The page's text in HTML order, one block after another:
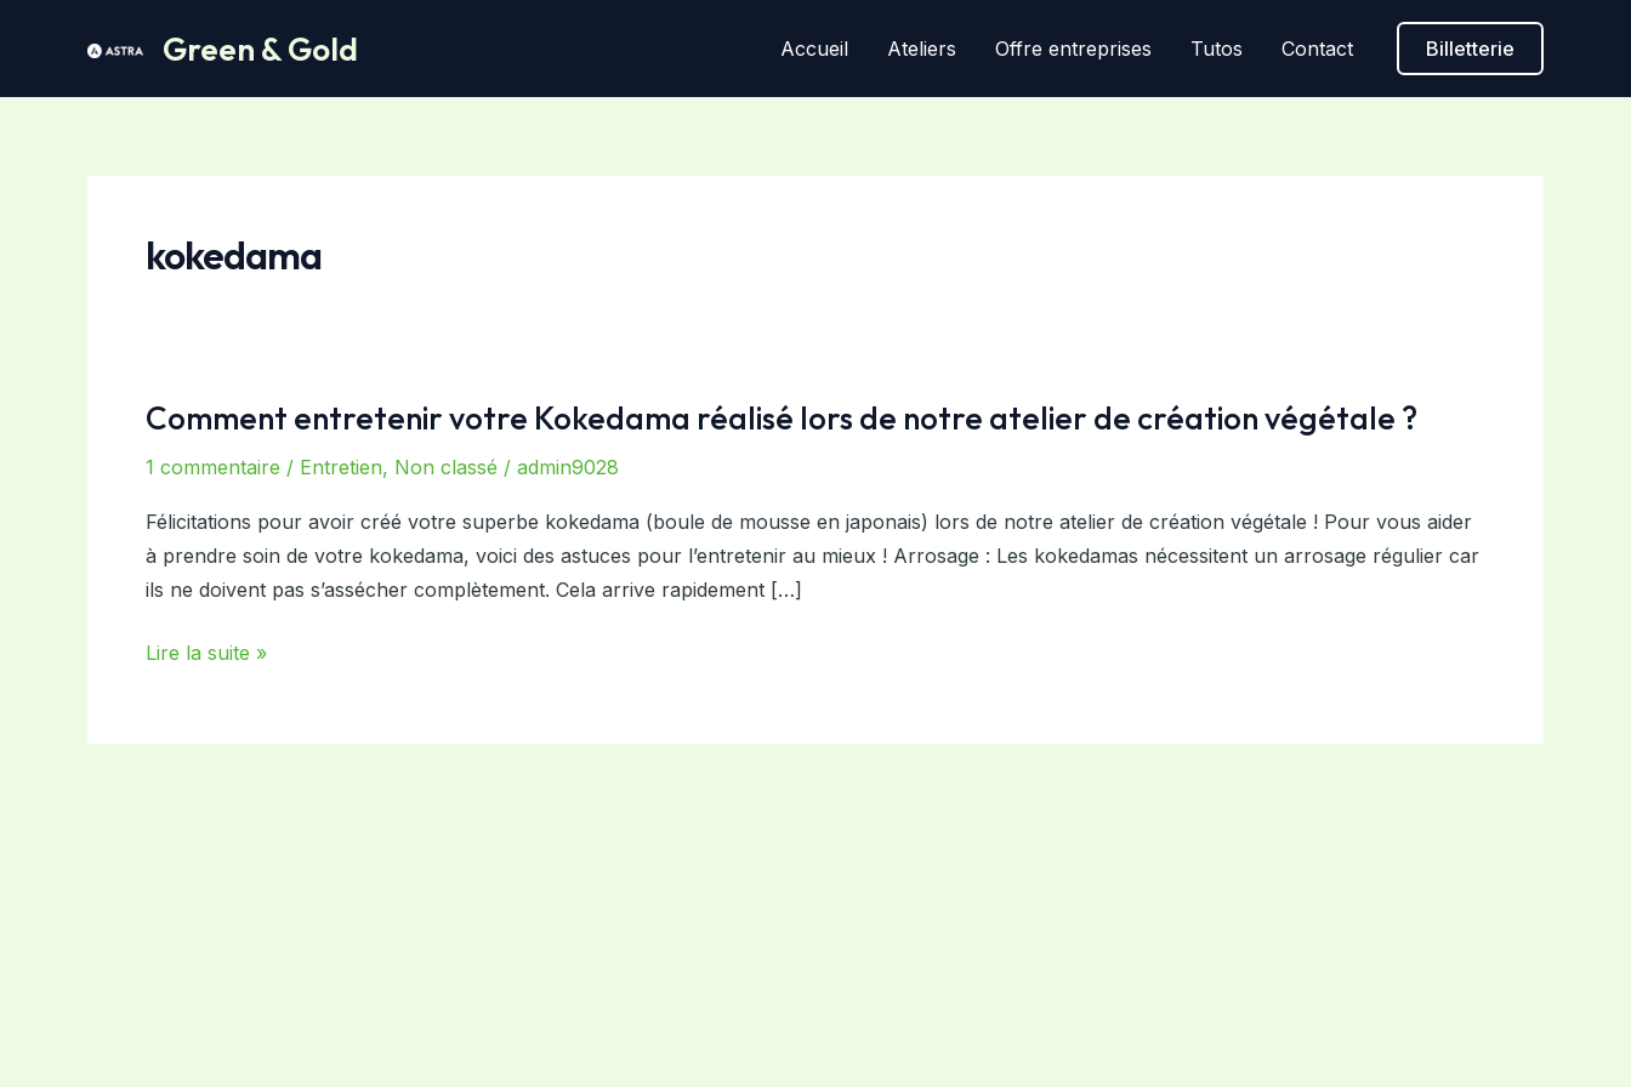
Green & Gold Accueil Ateliers Offre entreprises Tutos Contact Billetterie
kokedama
Comment entretenir votre Kokedama réalisé lors de notre atelier de création végétale ?
1 commentaire / Entretien, Non classé / admin9028
Félicitations pour avoir créé votre superbe kokedama (boule de mousse en japonais) lors de notre atelier de création végétale ! Pour vous aider
à prendre soin de votre kokedama, voici des astuces pour l’entretenir au mieux ! Arrosage : Les kokedamas nécessitent un arrosage régulier car
ils ne doivent pas s’assécher complètement. Cela arrive rapidement […]
Comment
votre
Kokedama
réalisé
lors
notre
Lire la suite »